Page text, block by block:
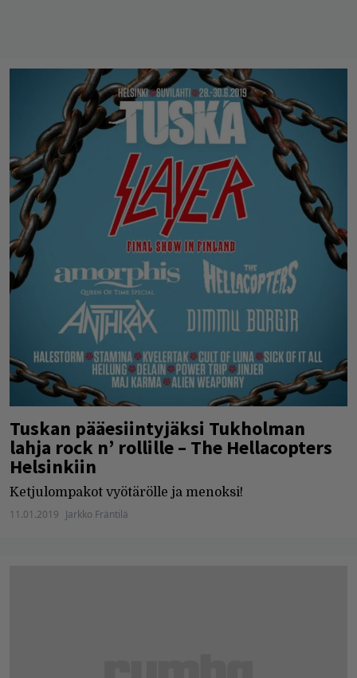
Tuskan pääesiintyjäksi Tukholman
lahja rock n’ rollille – The Hellacopters
Helsinkiin
Ketjulompakot vyötärölle ja menoksi!
11.01.2019 Jarkko Fräntilä